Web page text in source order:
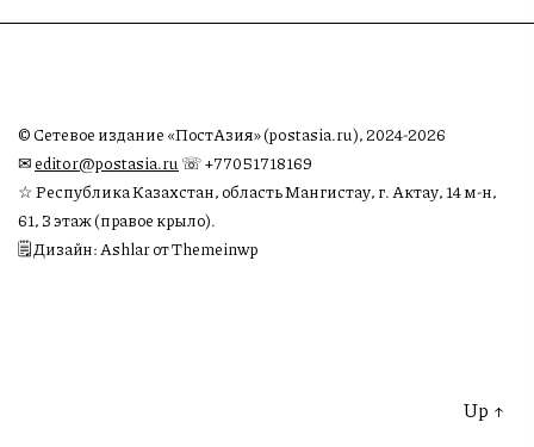
© Сетевое издание «ПостАзия» (postasia.ru), 2024-2026
✉︎editor@postasia.ru ☏ +77051718169
☆ Республика Казахстан, область Мангистау, г. Актау, 14 м-н,
61, 3 этаж (правое крыло).
🗒 Дизайн: Ashlar от Themeinwp
Up ↑